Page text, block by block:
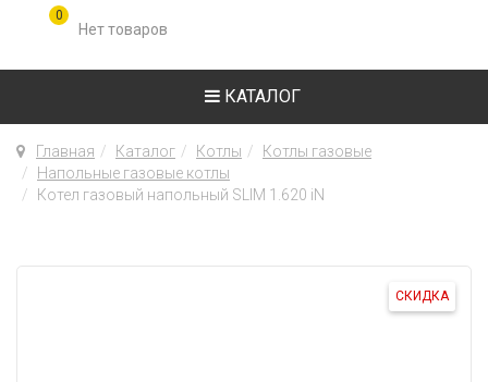
0
КАТАЛОГ
Главная Каталог Котлы
Котлы газовые
Напольные газовые котлы
Котел газовый напольный SLIM 1.620 iN
СКИДКА